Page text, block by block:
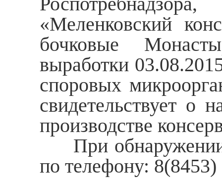
«Меленковский
бочковые
выработки
споровых
свидетельствует о
производстве
При обнаружении
по телефону: